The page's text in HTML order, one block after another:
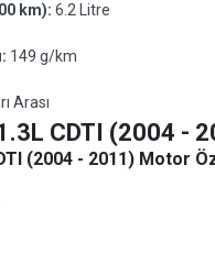
km): 6.2 Litre
149 g/km
Arası
CDTI (2004 -
(2004 - 2011) Motor